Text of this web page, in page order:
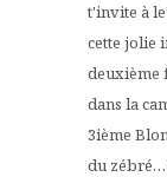
t'invite à
cette jolie
deuxième
dans la
3ième
du